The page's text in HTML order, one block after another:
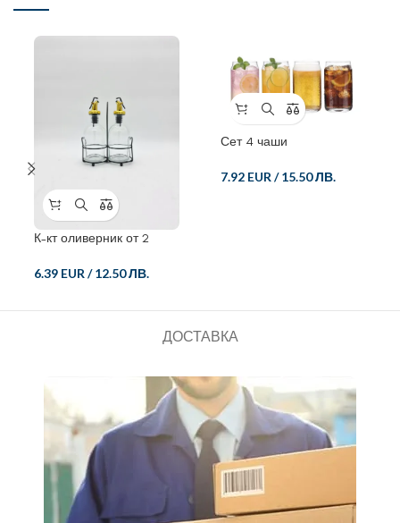
К-кт оливерник от 2
6.39 EUR/12.50 ЛВ.
Сет 4 чаши
7.92 EUR /15.50 ЛВ.
ДОСТАВКА